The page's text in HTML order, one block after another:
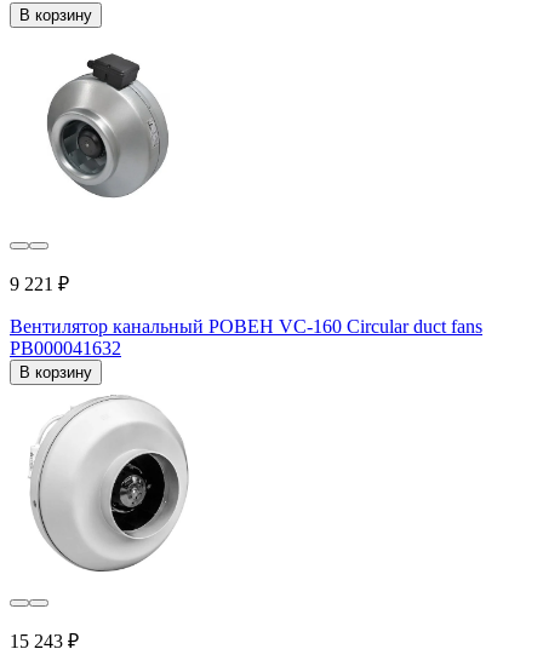
В корзину
9 221 ₽
Вентилятор канальный РОВЕН VC-160 Circular duct fans
РВ000041632
В корзину
15 243 ₽